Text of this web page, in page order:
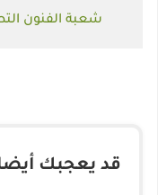
شعبة الفنون
قد يعجبك